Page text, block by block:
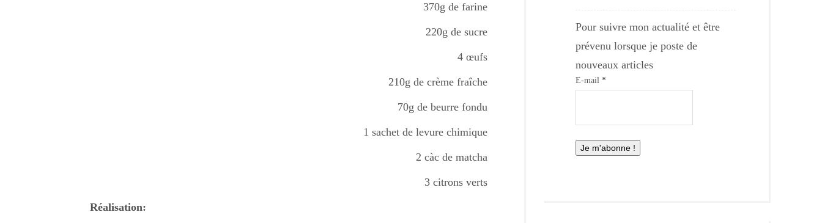
370g de farine
220g de sucre
4 œufs
210g de crème fraîche
70g de beurre fondu
1 sachet de levure chimique
2 càc de matcha
3 citrons verts
Réalisation:
Pour suivre mon actualité et être
prévenu lorsque je poste de
nouveaux articles
E-mail *